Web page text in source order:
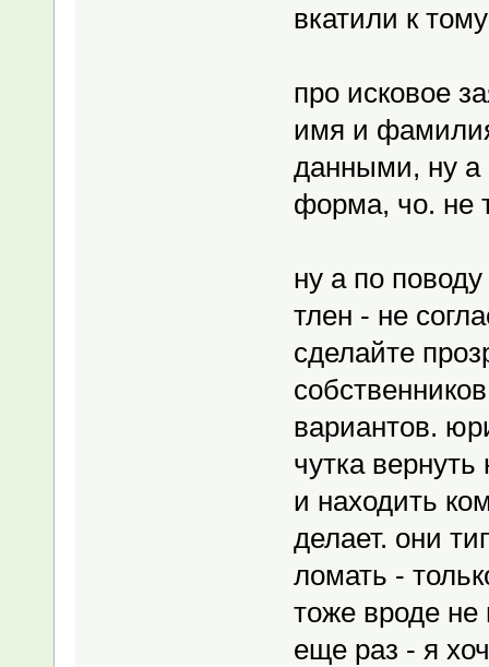
вкатили к
про исковое
имя и
данными, ну а
форма, чо. не
ну а по
тлен - не
сделайте
вариантов.
чутка
и находить
делает. они
ломать -
тоже вроде
еще раз - я